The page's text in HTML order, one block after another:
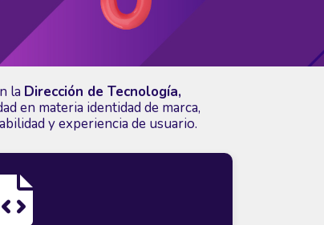
la Dirección de Tecnología,
en materia identidad de marca,
y experiencia de usuario.